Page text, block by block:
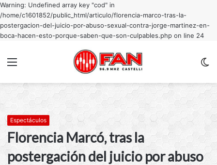
Warning: Undefined array key "cod" in
/home/c1601852/public_html/articulo/florencia-marco-tras-la-
postergacion-del-juicio-por-abuso-sexual-contra-jorge-martinez-en-
boca-hacen-esto-porque-saben-que-son-culpables.php on line 24
Espectáculos
Florencia Marcó, tras la
postergación del juicio por abuso